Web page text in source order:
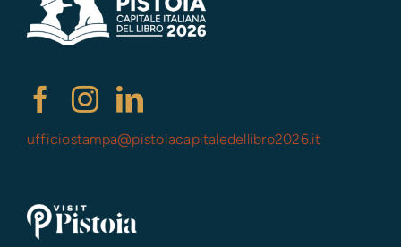
ufficiostampa@pistoiacapitaledellibro2026.it